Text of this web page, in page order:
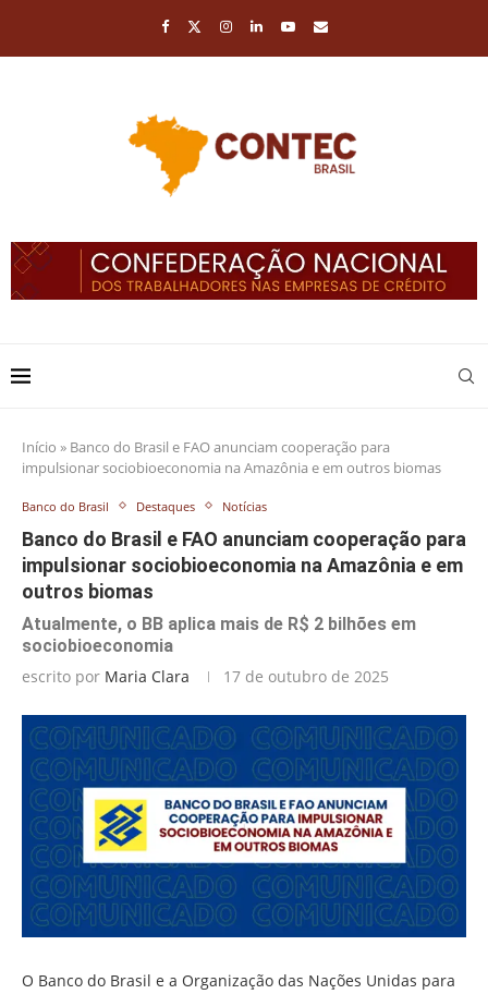
Início » Banco do Brasil e FAO anunciam cooperação para
impulsionar sociobioeconomia na Amazônia e em outros biomas
Banco do Brasil Destaques Notícias
Banco do Brasil e FAO anunciam cooperação para
impulsionar sociobioeconomia na Amazônia e em
outros biomas
Atualmente, o BB aplica mais de R$ 2 bilhões em
sociobioeconomia
escrito por Maria Clara 17 de outubro de 2025
O Banco do Brasil e a Organização das Nações Unidas para